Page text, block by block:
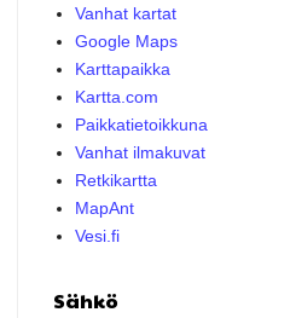
Vanhat kartat
Google Maps
Karttapaikka
Kartta.com
Paikkatietoikkuna
Vanhat ilmakuvat
Retkikartta
MapAnt
Vesi.fi
Sähkö